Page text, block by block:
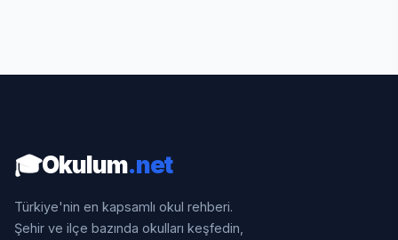
🎓Okulum.net
Türkiye'nin en kapsamlı okul rehberi.
Şehir ve ilçe bazında okulları keşfedin,